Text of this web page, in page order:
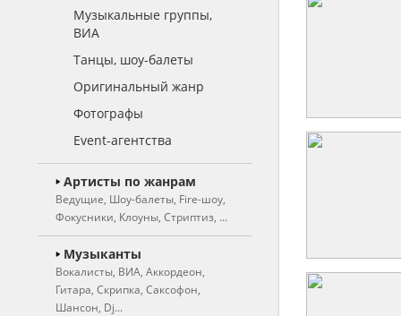
Музыкальные группы,
ВИА
Танцы, шоу-балеты
Оригинальный жанр
Фотографы
Event-агентства
Артисты по жанрам
Ведущие, Шоу-балеты, Fire-шоу,
Фокусники, Клоуны, Стриптиз, ...
Ведущие
Свадебные ведущие
Тамада
Музыканты
Вокалисты, ВИА, Аккордеон,
Гитара, Скрипка, Саксофон,
Шансон, Dj...